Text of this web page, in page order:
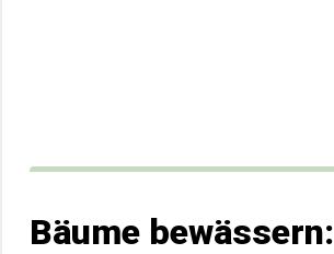
Bäume bewässern: